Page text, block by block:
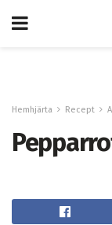
Hemhjärta Recept